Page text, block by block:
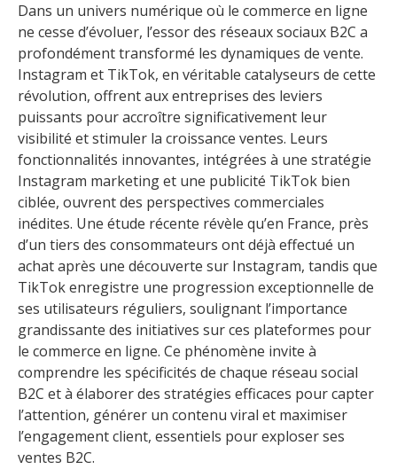
Dans un univers numérique où le commerce en ligne
ne cesse d’évoluer, l’essor des réseaux sociaux B2C a
profondément transformé les dynamiques de vente.
Instagram et TikTok, en véritable catalyseurs de cette
révolution, offrent aux entreprises des leviers
puissants pour accroître significativement leur
visibilité et stimuler la croissance ventes. Leurs
fonctionnalités innovantes, intégrées à une stratégie
Instagram marketing et une publicité TikTok bien
ciblée, ouvrent des perspectives commerciales
inédites. Une étude récente révèle qu’en France, près
d’un tiers des consommateurs ont déjà effectué un
achat après une découverte sur Instagram, tandis que
TikTok enregistre une progression exceptionnelle de
ses utilisateurs réguliers, soulignant l’importance
grandissante des initiatives sur ces plateformes pour
le commerce en ligne. Ce phénomène invite à
comprendre les spécificités de chaque réseau social
B2C et à élaborer des stratégies efficaces pour capter
l’attention, générer un contenu viral et maximiser
l’engagement client, essentiels pour exploser ses
ventes B2C.